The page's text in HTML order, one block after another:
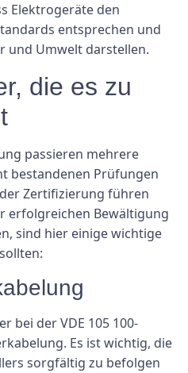
Elektrogeräte den
entsprechen und
und Umwelt darstellen.
die es zu
passieren mehrere
bestandenen Prüfungen
Zertifizierung führen
erfolgreichen Bewältigung
sind hier einige wichtige
bei der VDE 105 100-
Es ist wichtig, die
sorgfältig zu befolgen